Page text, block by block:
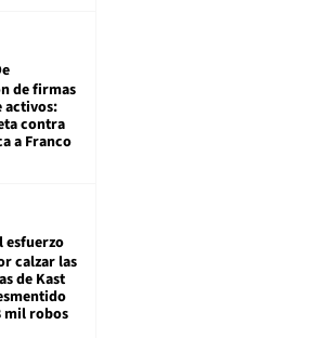
de firmas
activos:
contra
a Franco
esfuerzo
calzar las
de Kast
mil robos